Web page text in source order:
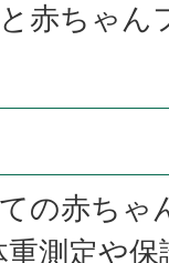
赤ちゃ
の赤ちゃ
測定や